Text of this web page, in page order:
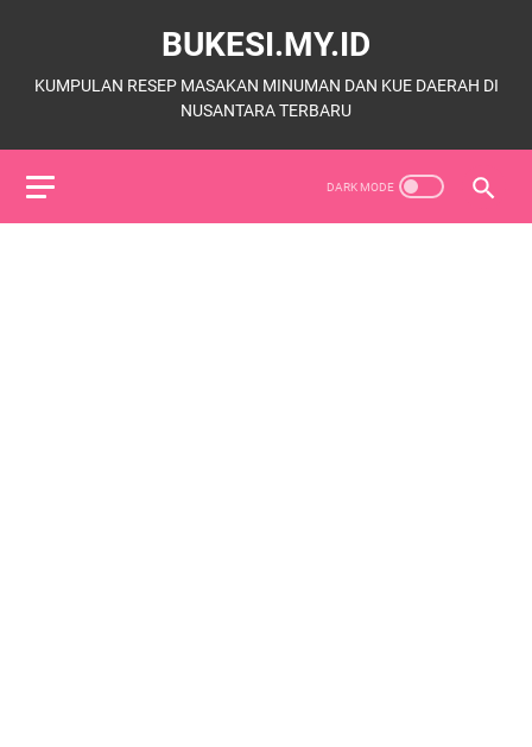
BUKESI.MY.ID
KUMPULAN RESEP MASAKAN MINUMAN DAN KUE DAERAH DI
NUSANTARA TERBARU